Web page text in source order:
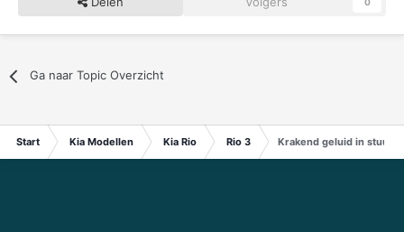
Ga naar Topic Overzicht
Start Kia Modellen Kia Rio Rio 3 Krakend geluid in